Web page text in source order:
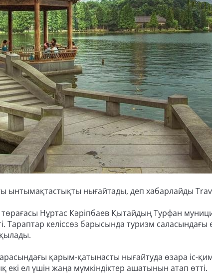
ынтымақтастықты нығайтады, деп хабарлайды
Нұртас Кәріпбаев Қытайдың Турфан
Тараптар келіссөз барысында туризм саласындағы
қарым-қатынасты нығайтуда өзара іс-
ел үшін жаңа мүмкіндіктер ашатынын атап өтті.